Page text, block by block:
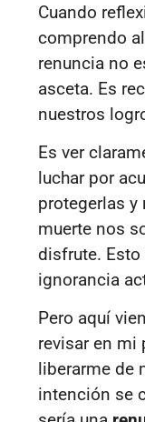
Cuando
comprendo
renuncia no
asceta. Es
nuestros
Es ver
luchar por
protegerlas y
muerte nos
disfrute.
ignorancia
Pero aquí
revisar en mi
liberarme de
intención se